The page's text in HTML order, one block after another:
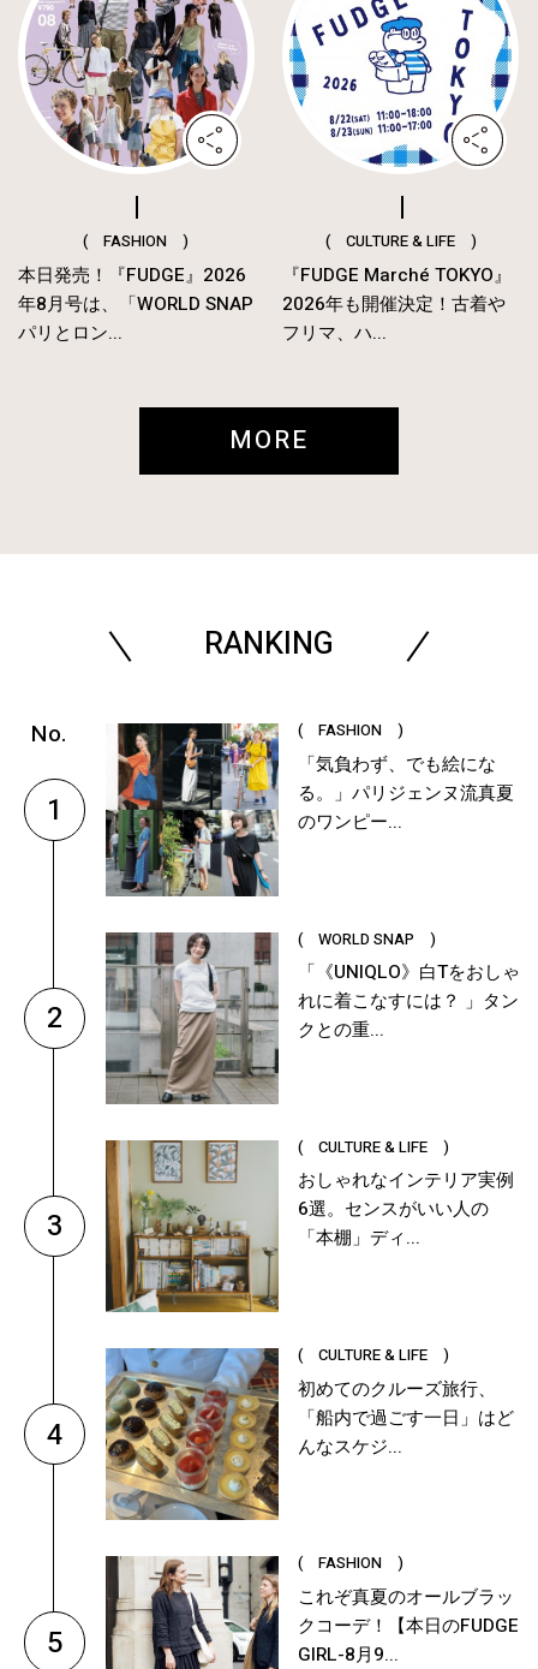
( FASHION )
本日発売！『FUDGE』2026
年8月号は、「WORLD SNAP
パリとロン...
( CULTURE & LIFE )
『FUDGE Marché TOKYO』
2026年も開催決定！古着や
フリマ、ハ...
MORE
RANKING
1
( FASHION )
「気負わず、でも絵にな
る。」パリジェンヌ流真夏
のワンピー...
2
( WORLD SNAP )
「《UNIQLO》白Tをおしゃ
れに着こなすには？ 」タン
クとの重...
3
( CULTURE & LIFE )
おしゃれなインテリア実例
6選。センスがいい人の
「本棚」ディ...
4
( CULTURE & LIFE )
初めてのクルーズ旅行、
「船内で過ごす一日」はど
んなスケジ...
5
( FASHION )
これぞ真夏のオールブラッ
クコーデ！【本日のFUDGE
GIRL-8月9...